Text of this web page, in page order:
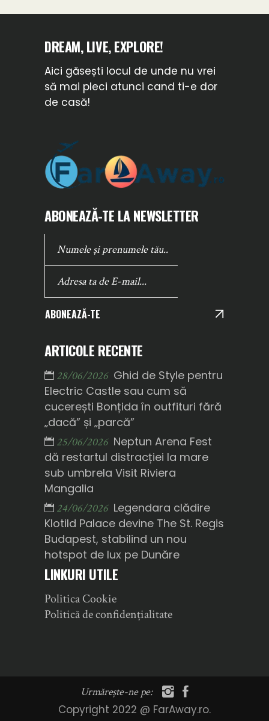
DREAM, LIVE, EXPLORE!
Aici găsești locul de unde nu vrei
să mai pleci atunci cand ti-e dor
de casă!
ABONEAZĂ-TE LA NEWSLETTER
ABONEAZĂ-TE
ARTICOLE RECENTE
28/06/2026 Ghid de Style pentru
Electric Castle sau cum să
cucerești Bonțida în outfituri fără
„dacă” și „parcă”
25/06/2026 Neptun Arena Fest
dă restartul distracției la mare
sub umbrela Visit Riviera
Mangalia
24/06/2026 Legendara clădire
Klotild Palace devine The St. Regis
Budapest, stabilind un nou
hotspot de lux pe Dunăre
LINKURI UTILE
Politica Cookie
Politică de confidențialitate
Urmărește-ne pe:
Copyright 2022 @ FarAway.ro.